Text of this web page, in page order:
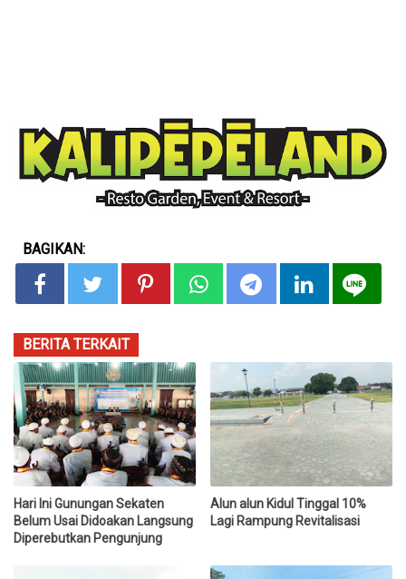
BAGIKAN:
BERITA TERKAIT
Hari Ini Gunungan Sekaten
Belum Usai Didoakan Langsung
Diperebutkan Pengunjung
Alun alun Kidul Tinggal 10%
Lagi Rampung Revitalisasi